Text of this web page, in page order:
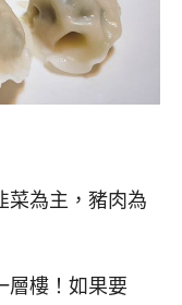
菜為主，豬肉為
層樓！如果要